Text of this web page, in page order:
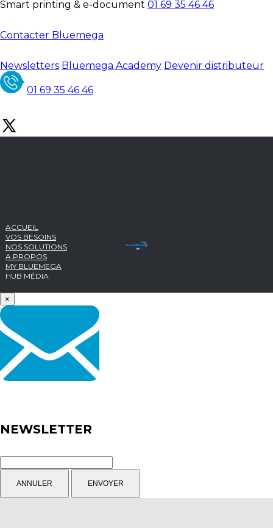
Smart printing & e-document 01 69 35 46 46
Contacter Bluemega
Newsletters Bluemega Academy Devenir distributeur
01 69 35 46 46
ACCUEIL
VOS BESOINS
NOS SOLUTIONS
A PROPOS
MY BLUEMEGA
HUB MÉDIA
×
NEWSLETTER